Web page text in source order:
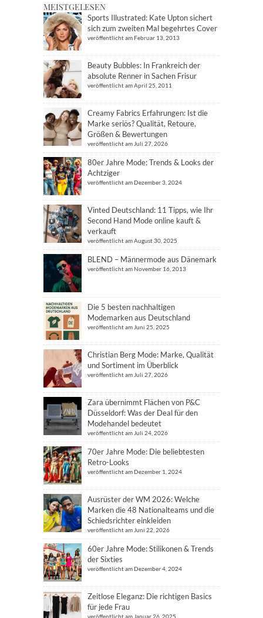
MEISTGELESEN
Sports Illustrated: Kate Upton sichert
sich zum zweiten Mal begehrtes Cover
veröffentlicht am Februar 13, 2013
Beauty Bubbles: In Frankreich der
absolute Renner in Sachen Frisur
veröffentlicht am April 25, 2011
Creamy Fabrics Erfahrungen: Ist die
Marke seriös? Qualität, Retoure,
Größen & Bewertungen
veröffentlicht am Juli 27, 2026
80er Jahre Mode: Trends & Looks der
Achtziger
veröffentlicht am Dezember 3, 2024
Vinted Deutschland: 11 Tipps, wie Ihr
Second Hand Mode online kauft &
verkauft
veröffentlicht am August 30, 2025
BLEND – Männermode aus Dänemark
veröffentlicht am November 16, 2013
Die 5 besten nachhaltigen
Modemarken aus Deutschland
veröffentlicht am Juni 25, 2025
Christian Berg Mode: Marke, Qualität
und Sortiment im Überblick
veröffentlicht am Juli 27, 2026
Zara übernimmt Flächen von P&C
Düsseldorf: Was der Deal für den
Modehandel bedeutet
veröffentlicht am Juli 24, 2026
70er Jahre Mode: Die beliebtesten
Retro-Looks
veröffentlicht am Dezember 1, 2024
Ausrüster der WM 2026: Welche
Marken die 48 Nationalteams und die
Schiedsrichter einkleiden
veröffentlicht am Juni 22, 2026
60er Jahre Mode: Stilikonen & Trends
der Sixties
veröffentlicht am Dezember 4, 2024
Zeitlose Eleganz: Die richtigen Basics
für jede Frau
veröffentlicht am Januar 26, 2025